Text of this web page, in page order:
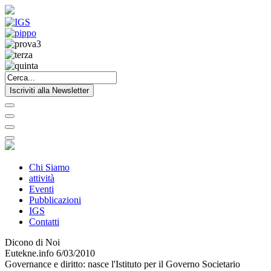
Iscriviti alla Newsletter
Chi Siamo
attività
Eventi
Pubblicazioni
IGS
Contatti
Dicono di Noi
Eutekne.info 6/03/2010
Governance e diritto: nasce l'Istituto per il Governo Societario